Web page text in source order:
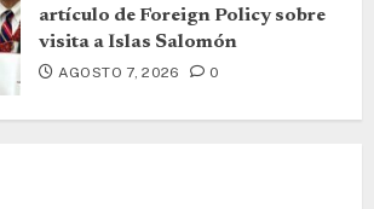
artículo de Foreign Policy sobre
visita a Islas Salomón
AGOSTO 7, 2026 0